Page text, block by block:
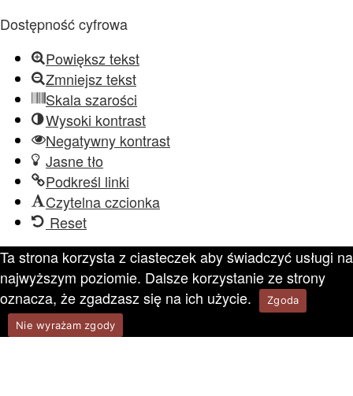
Dostępność cyfrowa
Powiększ tekst
Zmniejsz tekst
Skala szarości
Wysoki kontrast
Negatywny kontrast
Jasne tło
Podkreśl linki
Czytelna czcionka
Reset
Ta strona korzysta z ciasteczek aby świadczyć usługi na
najwyższym poziomie. Dalsze korzystanie ze strony
oznacza, że zgadzasz się na ich użycie.
Zgoda
Nie wyrażam zgody